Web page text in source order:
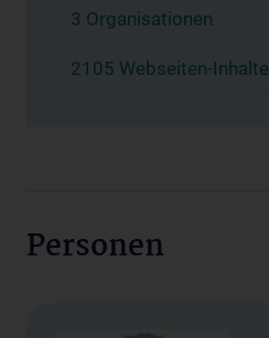
3 Organisationen
2105 Webseiten-Inhalte
Personen